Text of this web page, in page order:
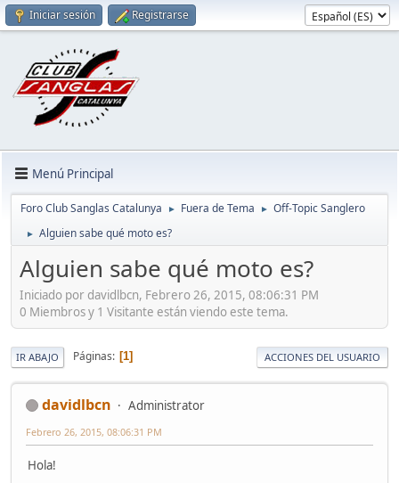
Iniciar sesión Registrarse
Menú Principal
Foro Club Sanglas Catalunya ► Fuera de Tema ► Off-Topic Sanglero
► Alguien sabe qué moto es?
Alguien sabe qué moto es?
Iniciado por davidlbcn, Febrero 26, 2015, 08:06:31 PM
0 Miembros y 1 Visitante están viendo este tema.
IR ABAJO Páginas 1 ACCIONES DEL USUARIO
davidlbcn Administrator
Febrero 26, 2015, 08:06:31 PM
Hola!